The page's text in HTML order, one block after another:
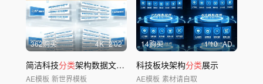
362购买 4K 2'02
简洁科技分类架构数据文字介绍
AE模板 新世界模板
14购买 1'10 AD
科技板块架构分类展示
AE模板 素材请自取